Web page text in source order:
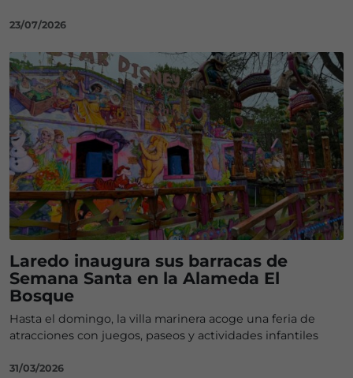
23/07/2026
Laredo inaugura sus barracas de
Semana Santa en la Alameda El
Bosque
Hasta el domingo, la villa marinera acoge una feria de
atracciones con juegos, paseos y actividades infantiles
31/03/2026